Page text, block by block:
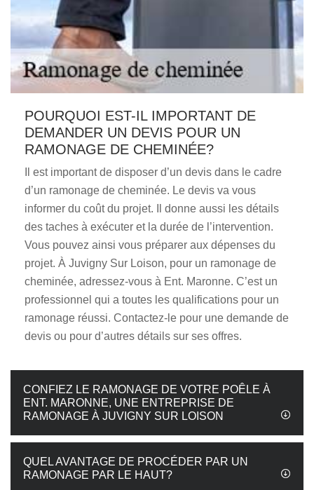
POURQUOI EST-IL IMPORTANT DE
DEMANDER UN DEVIS POUR UN
RAMONAGE DE CHEMINÉE?
Il est important de disposer d’un devis dans le cadre
d’un ramonage de cheminée. Le devis va vous
informer du coût du projet. Il donne aussi les détails
des taches à exécuter et la durée de l’intervention.
Vous pouvez ainsi vous préparer aux dépenses du
projet. À Juvigny Sur Loison, pour un ramonage de
cheminée, adressez-vous à Ent. Maronne. C’est un
professionnel qui a toutes les qualifications pour un
ramonage réussi. Contactez-le pour une demande de
devis ou pour d’autres détails sur ses offres.
CONFIEZ LE RAMONAGE DE VOTRE POÊLE À
ENT. MARONNE, UNE ENTREPRISE DE
RAMONAGE À JUVIGNY SUR LOISON
QUEL AVANTAGE DE PROCÉDER PAR UN
RAMONAGE PAR LE HAUT?